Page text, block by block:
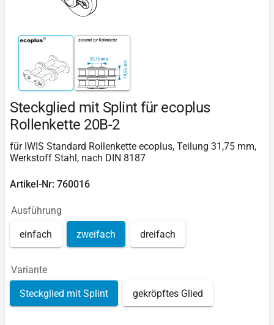
Steckglied mit Splint für ecoplus
Rollenkette 20B-2
für IWIS Standard Rollenkette ecoplus, Teilung 31,75 mm,
Werkstoff Stahl, nach DIN 8187
Artikel-Nr: 760016
Ausführung
einfach zweifach dreifach
Variante
Steckglied mit Splint gekröpftes Glied